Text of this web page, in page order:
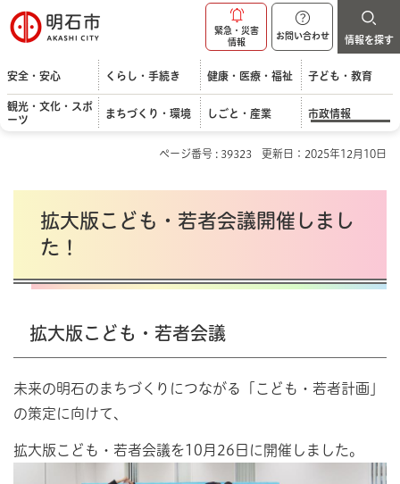
明石市
緊急・災害
情報
お問い合わせ 情報を探す
安全・安心 くらし・手続き 健康・医療・福祉 子ども・教育
観光・文化・スポ
ーツ
まちづくり・環境 しごと・産業 市政情報
ページ番号 : 39323 更新日：2025年12月10日
拡大版こども・若者会議開催しまし
た！
拡大版こども・若者会議
未来の明石のまちづくりにつながる「こども・若者計画」
の策定に向けて、
拡大版こども・若者会議を10月26日に開催しました。